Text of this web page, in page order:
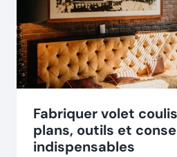
Fabriquer volet
plans, outils et
indispensables